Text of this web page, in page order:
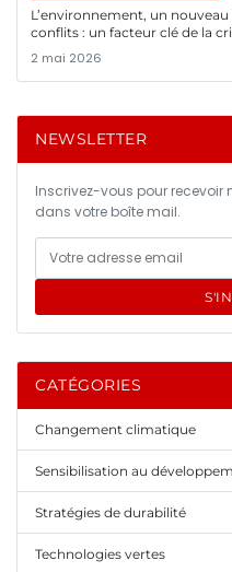
L’environnement, un
conflits : un facteur clé de la
2 mai 2026
NEWSLETTER
Inscrivez-vous pour recevoir
dans votre boîte mail.
CATÉGORIES
Changement climatique
Sensibilisation au
Stratégies de durabilité
Technologies vertes